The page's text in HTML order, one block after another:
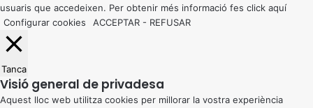
usuaris que accedeixen. Per obtenir més informació fes click aquí
Configurar cookies
ACCEPTAR - REFUSAR
Tanca
Visió general de privadesa
Aquest lloc web utilitza cookies per millorar la vostra experiència